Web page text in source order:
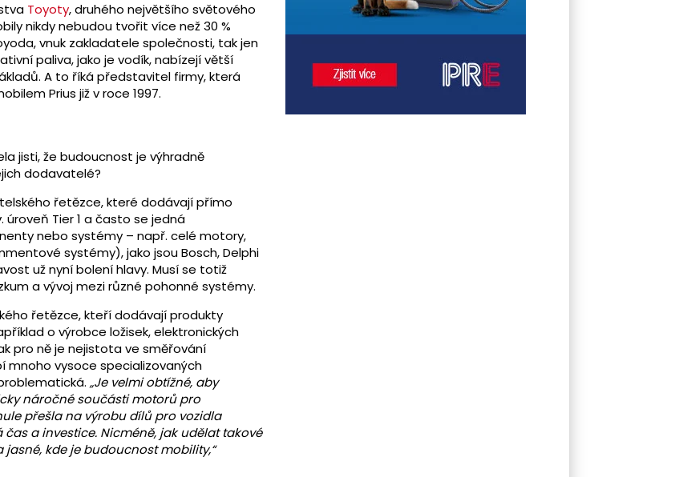
Toyoty, druhého největšího světového
nikdy nebudou tvořit více než 30 %
vnuk zakladatele společnosti, tak jen
paliva, jako je vodík, nabízejí větší
A to říká představitel firmy, která
Prius již v roce 1997.
jisti, že budoucnost je výhradně
dodavatelé?
řetězce, které dodávají přímo
Tier 1 a často se jedná
nebo systémy – např. celé motory,
systémy), jako jsou Bosch, Delphi
už nyní bolení hlavy. Musí se totiž
a vývoj mezi různé pohonné systémy.
řetězce, kteří dodávají produkty
o výrobce ložisek, elektronických
pro ně je nejistota ve směřování
mnoho vysoce specializovaných
„Je velmi obtížné, aby
náročné součásti motorů pro
přešla na výrobu dílů pro vozidla
a investice. Nicméně, jak udělat takové
kde je budoucnost mobility,“